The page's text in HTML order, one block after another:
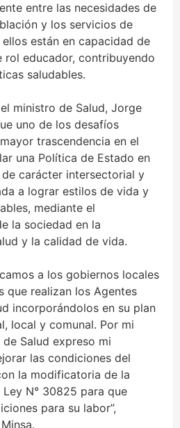
entre las necesidades de
y los servicios de
están en capacidad de
rol educador, contribuyendo
saludables.
ministro de Salud, Jorge
uno de los desafíos
trascendencia en el
una Política de Estado en
carácter intersectorial y
a lograr estilos de vida y
mediante el
la sociedad en la
y la calidad de vida.
a los gobiernos locales
que realizan los Agentes
incorporándolos en su plan
local y comunal. Por mi
Salud expreso mi
las condiciones del
la modificatoria de la
N° 30825 para que
para su labor”,